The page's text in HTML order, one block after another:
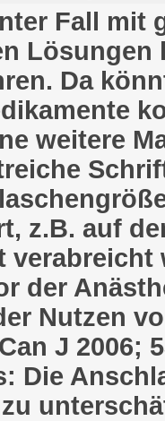
Fall mit
Da
weitere
z.B. auf
der
Nutzen
J 2006;
Die